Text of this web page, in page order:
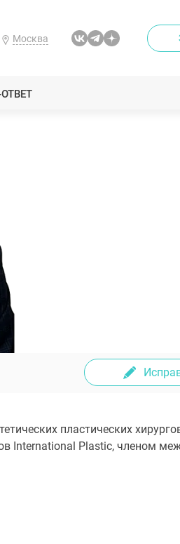
Москва
пластических
International Plastic, членом